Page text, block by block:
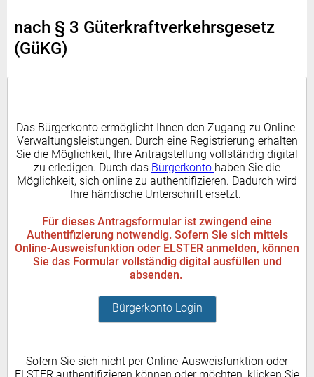
nach § 3 Güterkraftverkehrsgesetz
(GüKG)
Das Bürgerkonto ermöglicht Ihnen den Zugang zu Online-
Verwaltungsleistungen. Durch eine Registrierung erhalten
Sie die Möglichkeit, Ihre Antragstellung vollständig digital
zu erledigen. Durch das Bürgerkonto haben Sie die
Möglichkeit, sich online zu authentifizieren. Dadurch wird
Ihre händische Unterschrift ersetzt.
Für dieses Antragsformular ist zwingend eine
Authentifizierung notwendig. Sofern Sie sich mittels
Online-Ausweisfunktion oder ELSTER anmelden, können
Sie das Formular vollständig digital ausfüllen und
absenden.
Bürgerkonto Login
Sofern Sie sich nicht per Online-Ausweisfunktion oder